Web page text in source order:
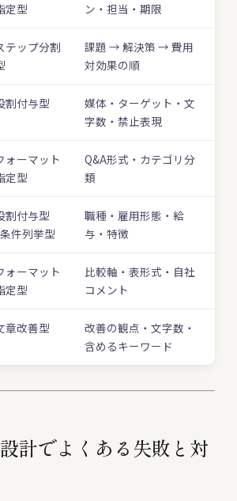
定型
ン・担当・期限
テップ分割
課題 → 解決策 → 費用
対効果の順
割付与型
媒体・ターゲット・文
字数・禁止表現
ォーマット
定型
Q&A形式・カテゴリ分
類
割付与型
件列挙型
職種・雇用形態・給
与・特徴
ォーマット
定型
比較軸・表形式・自社
コメント
章改善型
改善の観点・文字数・
含めるキーワード
計でよくある失敗と対